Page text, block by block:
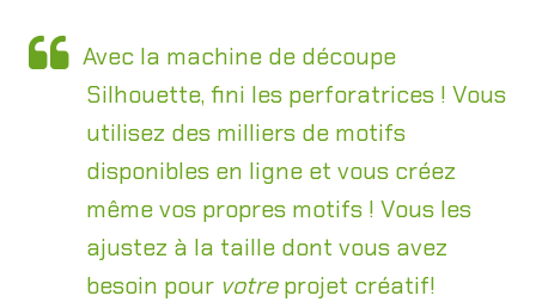
Avec la machine de découpe
Silhouette, fini les perforatrices ! Vous
utilisez des milliers de motifs
disponibles en ligne et vous créez
même vos propres motifs ! Vous les
ajustez à la taille dont vous avez
besoin pour votreprojet créatif!